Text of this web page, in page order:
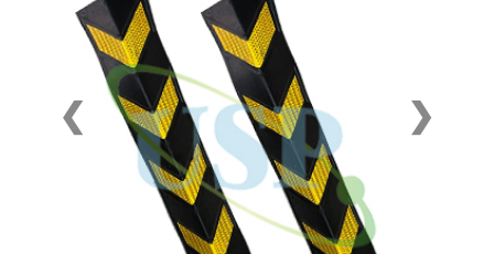
❮ ❯